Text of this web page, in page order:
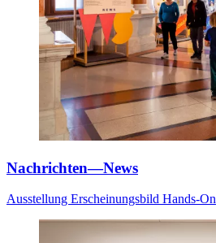
Nachrichten—News
Ausstellung Erscheinungsbild Hands-On